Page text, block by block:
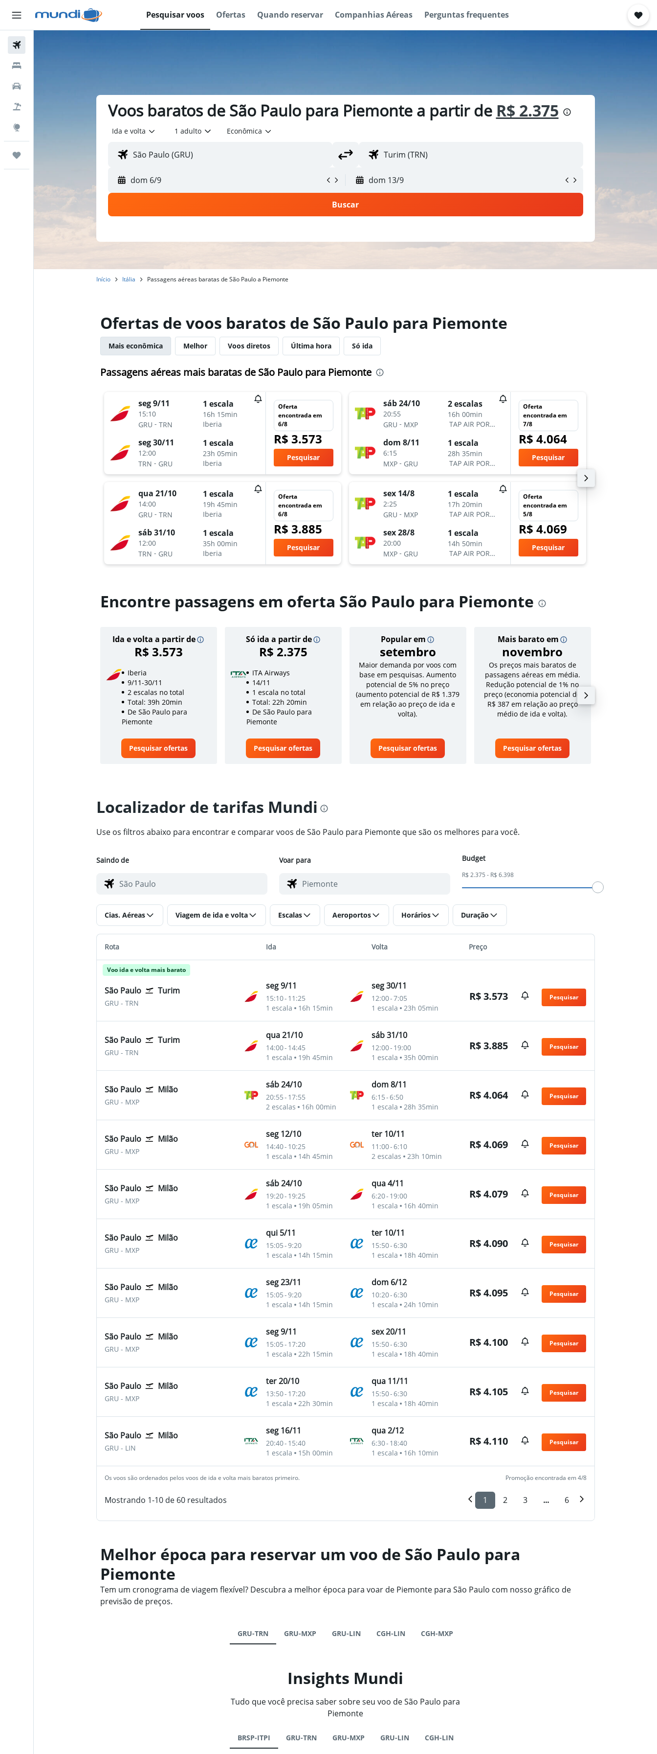
Pesquisar voos Ofertas Quando reservar Companhias Aéreas Perguntas frequentes
Voos baratos de São Paulo para Piemonte a partir de R$ 2.375
Ida e volta 1 adulto Econômica
dom 6/9 dom 13/9
Buscar
Início Itália Passagens aéreas baratas de São Paulo a Piemonte
Ofertas de voos baratos de São Paulo para Piemonte
Mais econômica Melhor Voos diretos Última hora Só ida
Passagens aéreas mais baratas de São Paulo para Piemonte
seg 9/11
15:10
GRU - TRN
1 escala
16h 15min
Iberia
seg 30/11
12:00
TRN - GRU
1 escala
23h 05min
Iberia
Oferta
encontrada em
6/8
R$ 3.573
Pesquisar
qua 21/10
14:00
GRU - TRN
1 escala
19h 45min
Iberia
sáb 31/10
12:00
TRN - GRU
1 escala
35h 00min
Iberia
Oferta
encontrada em
6/8
R$ 3.885
Pesquisar
sáb 24/10
20:55
GRU - MXP
2 escalas
16h 00min
TAP AIR PORTUGAL
dom 8/11
6:15
MXP- GRU
1 escala
28h 35min
TAP AIR PORTUGAL
Oferta
encontrada em
7/8
R$ 4.064
Pesquisar
sex 14/8
2:25
GRU - MXP
1 escala
17h 20min
TAP AIR PORTUGAL
sex 28/8
20:00
MXP- GRU
1 escala
14h 50min
TAP AIR PORTUGAL
Oferta
encontrada em
5/8
R$ 4.069
Pesquisar
Encontre passagens em oferta São Paulo para Piemonte
Ida e volta a partir de
R$ 3.573
Só ida a partir de
R$ 2.375
Popular em
setembro
Mais barato em
novembro
Iberia
9/11-30/11
2 escalas no total
Total: 39h 20min
De São Paulo para
Piemonte
Pesquisar ofertas
ITA Airways
14/11
1 escala no total
Total: 22h 20min
De São Paulo para
Piemonte
Pesquisar ofertas
Maior demanda por voos com
base em pesquisas. Aumento
potencial de 5% no preço
(aumento potencial de R$ 1.379
em relação ao preço de ida e
volta).
Pesquisar ofertas
Os preços mais baratos de
passagens aéreas em média.
Redução potencial de 1% no
preço (economia potencial de
R$ 387 em relação ao preço
médio de ida e volta).
Pesquisar ofertas
Localizador de tarifas Mundi
Use os filtros abaixo para encontrar e comparar voos de São Paulo para Piemonte que são os melhores para você.
Saindo de Voar para Budget
R$ 2.375 - R$ 6.398
Cias. Aéreas Viagem de ida e volta Escalas Aeroportos Horários Duração
Rota Ida Volta Preço
Voo ida e volta mais barato
São Paulo Turim
GRU São Paulo-Guarulhos
- TRN
seg 9/11
15:10- 11:25
1 escala
16h 15min
seg 30/11
12:00-7:05
1 escala
23h 05min
R$ 3.573 Pesquisar
São Paulo Turim
GRU São Paulo-Guarulhos
- TRN
qua 21/10
14:00- 14:45
1 escala
19h 45min
sáb 31/10
12:00- 19:00
1 escala
35h 00min
R$ 3.885 Pesquisar
São Paulo Milão
GRU São Paulo-Guarulhos
- MXP
sáb 24/10
20:55- 17:55
2 escalas
16h 00min
dom 8/11
6:15-6:50
1 escala
28h 35min
R$ 4.064 Pesquisar
São Paulo Milão
GRU São Paulo-Guarulhos
- MXP
seg 12/10
14:40- 10:25
1 escala
14h 45min
ter 10/11
11:00-6:10
2 escalas
23h 10min
R$ 4.069 Pesquisar
São Paulo Milão
GRU São Paulo-Guarulhos
- MXP
sáb 24/10
19:20- 19:25
1 escala
19h 05min
qua 4/11
6:20- 19:00
1 escala
16h 40min
R$ 4.079 Pesquisar
São Paulo Milão
GRU São Paulo-Guarulhos
- MXP
qui 5/11
15:05-9:20
1 escala
14h 15min
ter 10/11
15:50-6:30
1 escala
18h 40min
R$ 4.090 Pesquisar
São Paulo Milão
GRU São Paulo-Guarulhos
- MXP
seg 23/11
15:05-9:20
1 escala
14h 15min
dom 6/12
10:20-6:30
1 escala
24h 10min
R$ 4.095 Pesquisar
São Paulo Milão
GRU São Paulo-Guarulhos
- MXP
seg 9/11
15:05- 17:20
1 escala
22h 15min
sex 20/11
15:50-6:30
1 escala
18h 40min
R$ 4.100 Pesquisar
São Paulo Milão
GRU São Paulo-Guarulhos
- MXP
ter 20/10
13:50- 17:20
1 escala
22h 30min
qua 11/11
15:50-6:30
1 escala
18h 40min
R$ 4.105 Pesquisar
São Paulo Milão
GRU São Paulo-Guarulhos
- LIN
seg 16/11
20:40- 15:40
1 escala
15h 00min
qua 2/12
6:30- 18:40
1 escala
16h 10min
R$ 4.110 Pesquisar
Os voos são ordenados pelos voos de ida e volta mais baratos primeiro. Promoção encontrada em 4/8
Mostrando 1-10 de 60 resultados 1 2 3 ... 6
Melhor época para reservar um voo de São Paulo para
Piemonte
Tem um cronograma de viagem flexível? Descubra a melhor época para voar de Piemonte para São Paulo com nosso gráfico de
previsão de preços.
GRU-TRN GRU-MXP GRU-LIN CGH-LIN CGH-MXP
Insights Mundi
Tudo que você precisa saber sobre seu voo de São Paulo para
Piemonte
BRSP-ITPI GRU-TRN GRU-MXP GRU-LIN CGH-LIN